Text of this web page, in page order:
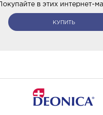
Покупайте в этих интернет-
КУПИТЬ